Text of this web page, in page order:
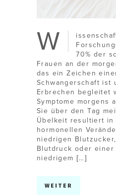
W
70% der
Frauen an der
das ein Zeichen
Schwangerschaft ist
Erbrechen begleitet
Symptome morgens
Sie über den Tag
Übelkeit resultiert in
hormonellen
niedrigen
Blutdruck oder einer
niedrigem […]
WEITER